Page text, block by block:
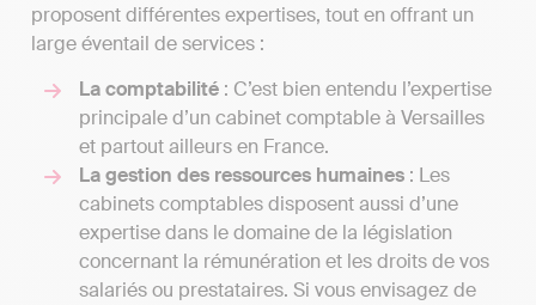
proposent différentes expertises, tout en offrant un
large éventail de services :
La comptabilité : C’est bien entendu l’expertise
principale d’un cabinet comptable à Versailles
et partout ailleurs en France.
La gestion des ressources humaines : Les
cabinets comptables disposent aussi d’une
expertise dans le domaine de la législation
concernant la rémunération et les droits de vos
salariés ou prestataires. Si vous envisagez de